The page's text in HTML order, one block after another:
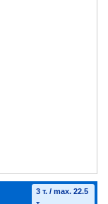
3 т. / max. 22.5